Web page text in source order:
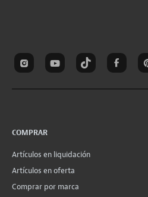
COMPRAR
Artículos en liquidación
Artículos en oferta
Comprar por marca